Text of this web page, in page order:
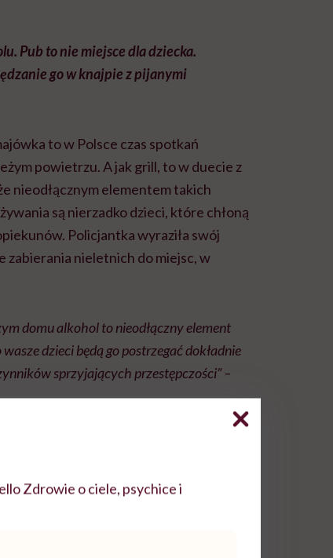
Pub to nie miejsce dla dziecka.
go w knajpie z pijanymi
to w Polsce czas spotkań
powietrzu. A jak grill, to w duecie z
nieodłącznym elementem takich
są nierzadko dzieci, które chłoną
Policjantka wyraziła swój
zabierania nieletnich do miejsc, w
domu alkohol to nieodłączny element
dzieci będą go postrzegać dokładnie
sprzyjających przestępczości” –
Zdrowie o ciele, psychice i